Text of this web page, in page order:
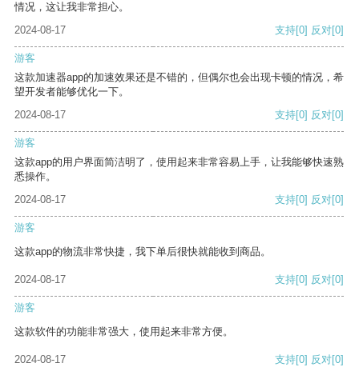
情况，这让我非常担心。
2024-08-17
支持[0] 反对[0]
游客
这款加速器app的加速效果还是不错的，但偶尔也会出现卡顿的情况，希
望开发者能够优化一下。
2024-08-17
支持[0] 反对[0]
游客
这款app的用户界面简洁明了，使用起来非常容易上手，让我能够快速熟
悉操作。
2024-08-17
支持[0] 反对[0]
游客
这款app的物流非常快捷，我下单后很快就能收到商品。
2024-08-17 支持[0] 反对[0]
游客
这款软件的功能非常强大，使用起来非常方便。
2024-08-17 支持[0] 反对[0]